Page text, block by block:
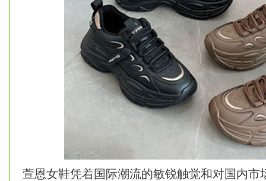
萱恩女鞋凭着国际潮流的敏锐触觉和对国内市